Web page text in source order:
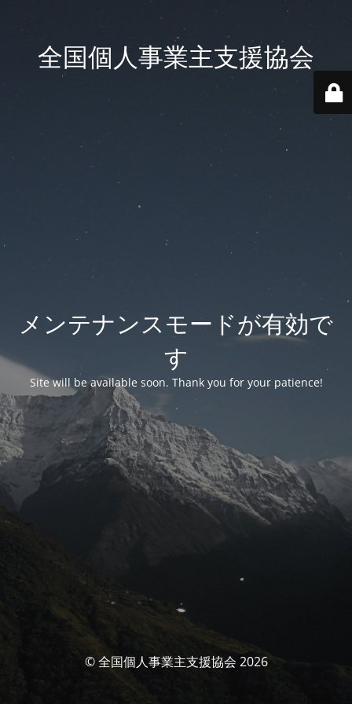
全国個人事業主支援協会
メンテナンスモードが有効で
す
Site will be available soon. Thank you for your patience!
© 全国個人事業主支援協会 2026